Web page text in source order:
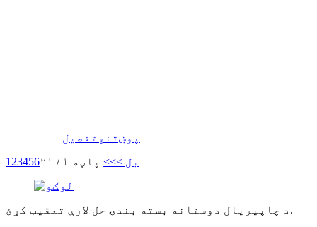
پوښتنه تفصیل
1 23456 بل >>> پاڼه ۱ / ۲۱
د چاپیریال دوستانه بسته بندۍ حل لارې تعقیب کړئ.